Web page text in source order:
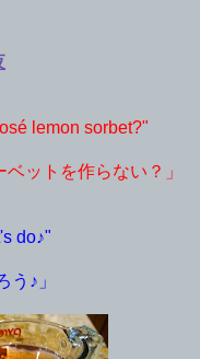
lemon sorbet?"
ットを作らない？」
do♪"
う♪」